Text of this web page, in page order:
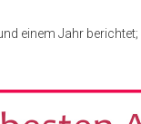
einem Jahr berichtet;